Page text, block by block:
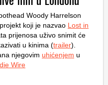
Woody Harrelson
koji je nazvao Lost in
prijenosa uživo snimit će
u kinima (trailer).
njegovim uhićenjem u
Wire